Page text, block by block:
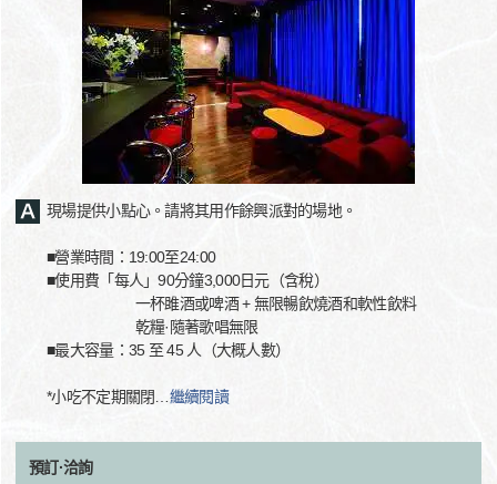
現場提供小點心。請將其用作餘興派對的場地。
■營業時間：19:00至24:00
■使用費「每人」90分鐘3,000日元（含稅）
一杯雎酒或啤酒 + 無限暢飲燒酒和軟性飲料
乾糧·隨著歌唱無限
■最大容量：35 至 45 人（大概人數）
*小吃不定期關閉 繼續閱讀
預訂·洽詢